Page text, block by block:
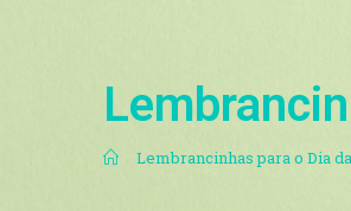
. Lembrancinhas para o Dia